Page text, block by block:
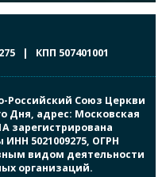
| КПП 507401001
Российский Союз Церкви
Дня, адрес: Московская
зарегистрирована
5021009275, ОГРН
видом деятельности
организаций.